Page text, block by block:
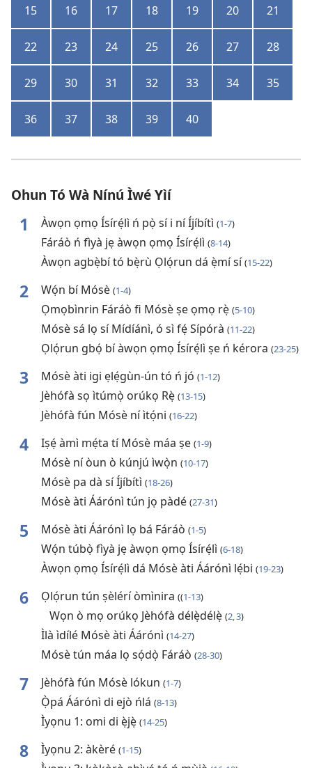
15 16 17 18 19 20 21
22 23 24 25 26 27 28
29 30 31 32 33 34 35
36 37 38 39 40
Ohun Tó Wà Nínú Ìwé Yìí
1 Àwọn ọmọ Ísírẹ́lì ń pọ̀ sí i ní Íjíbítì (1-7)
Fáráò ń fìyà jẹ àwọn ọmọ Ísírẹ́lì (8-14)
Àwọn agbẹ̀bí tó bẹ̀rù Ọlọ́run dá ẹ̀mí sí(15-22)
2 Wọ́n bí Mósè (1-4)
Ọmọbìnrin Fáráò fi Mósè ṣe ọmọ rẹ̀ (5-10)
Mósè sá lọ sí Mídíánì, ó sì fẹ́ Sípórà (11-22)
Ọlọ́run gbọ́ bí àwọn ọmọ Ísírẹ́lì ṣe ń kérora (23-25)
3 Mósè àti igi ẹlẹ́gùn-ún tó ń jó (1-12)
Jèhófà sọ ìtúmọ̀ orúkọ Rẹ̀ (13-15)
Jèhófà fún Mósè ní ìtọ́ni (16-22)
4 Iṣẹ́ àmì mẹ́ta tí Mósè máa ṣe (1-9)
Mósè ní òun ò kúnjú ìwọ̀n (10-17)
Mósè pa dà sí Íjíbítì (18-26)
Mósè àti Áárónì tún jọ pàdé (27-31)
5 Mósè àti Áárónì lọ bá Fáráò (1-5)
Wọ́n túbọ̀ fìyà jẹ àwọn ọmọ Ísírẹ́lì (6-18)
Àwọn ọmọ Ísírẹ́lì dá Mósè àti Áárónì lẹ́bi (19-23)
6 Ọlọ́run tún ṣèlérí òmìnira ((1-13)
Wọn ò mọ orúkọ Jèhófà délẹ̀délẹ̀ (2, 3)
Ìlà ìdílé Mósè àti Áárónì (14-27)
Mósè tún máa lọ sọ́dọ̀ Fáráò (28-30)
7 Jèhófà fún Mósè lókun (1-7)
Ọ̀pá Áárónì di ejò ńlá (8-13)
Ìyọnu 1: omi di ẹ̀jẹ̀ (14-25)
8 Ìyọnu 2: àkèré (1-15)